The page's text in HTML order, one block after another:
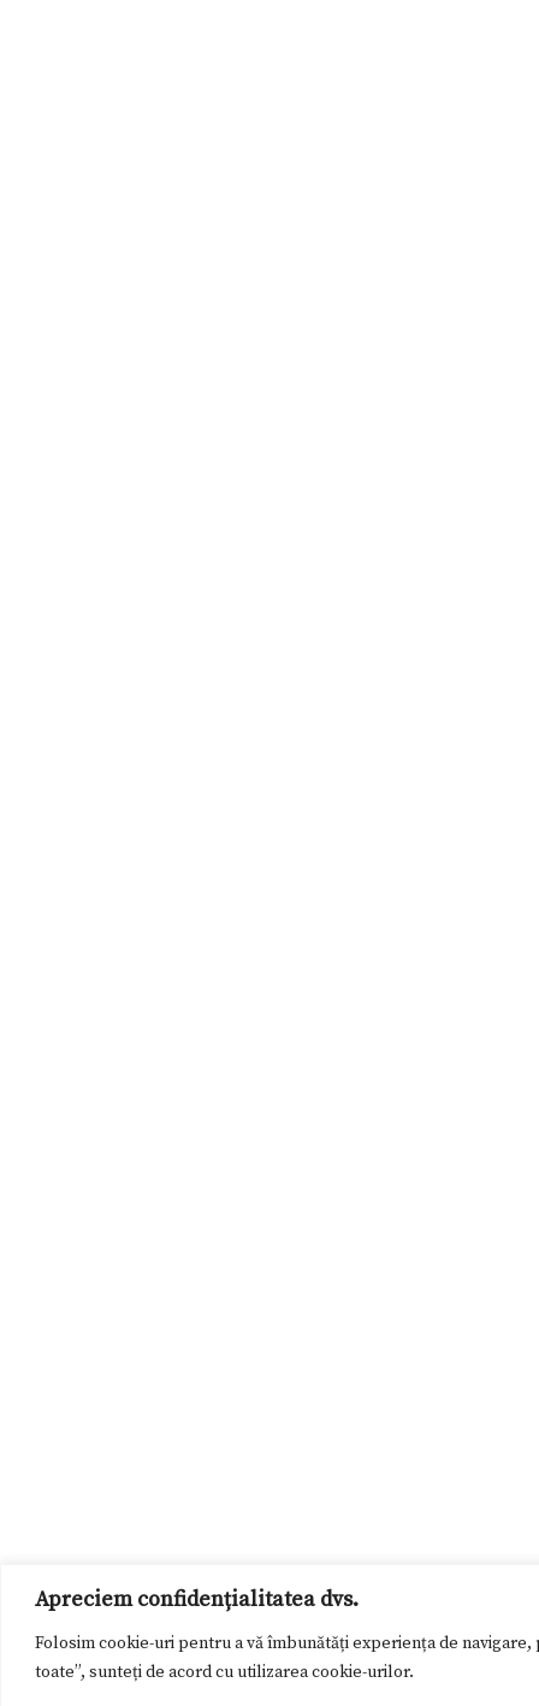
Apreciem confidențialitatea dvs.
Folosim cookie-uri pentru a vă îmbunătăți experiența de
toate”, sunteți de acord cu utilizarea cookie-urilor.